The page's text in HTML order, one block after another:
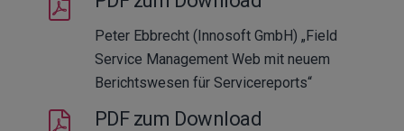
Peter Ebbrecht (Innosoft GmbH) „Field
Service Management Web mit neuem
Berichtswesen für Servicereports“
PDF zum Download